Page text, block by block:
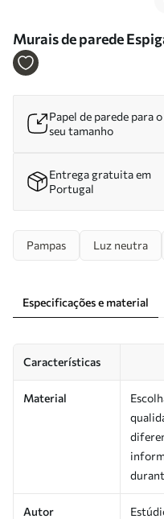
Murais de parede
Papel de parede para o
seu tamanho
Entrega gratuita em
Portugal
Pampas Luz neutra
Especificações e material
Características
Material
Autor